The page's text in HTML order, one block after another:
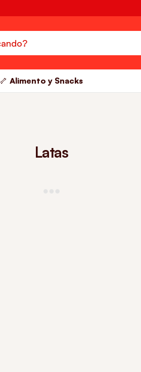
🦴 Alimento y Snacks
Latas